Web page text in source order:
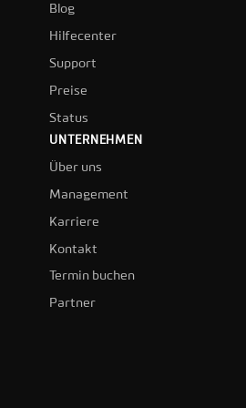
Blog
Hilfecenter
Support
Preise
Status
UNTERNEHMEN
Über uns
Management
Karriere
Kontakt
Termin buchen
Partner